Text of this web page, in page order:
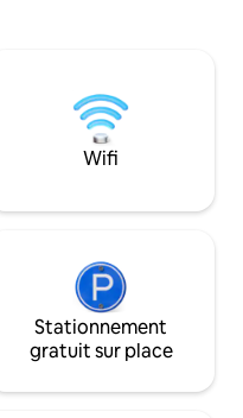
Ne
vous voulez
jusqu'à la marina
à la station balnéaire ! Nous
2ème villa
Wifi
Stationnement
gratuit sur place